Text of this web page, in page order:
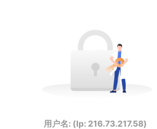
用户名: (Ip: 216.73.217.58)